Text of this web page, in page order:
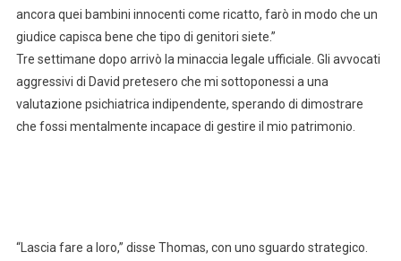
ancora quei bambini innocenti come ricatto, farò in modo che un
giudice capisca bene che tipo di genitori siete.”
Tre settimane dopo arrivò la minaccia legale ufficiale. Gli avvocati
aggressivi di David pretesero che mi sottoponessi a una
valutazione psichiatrica indipendente, sperando di dimostrare
che fossi mentalmente incapace di gestire il mio patrimonio.
“Lascia fare a loro,” disse Thomas, con uno sguardo strategico.